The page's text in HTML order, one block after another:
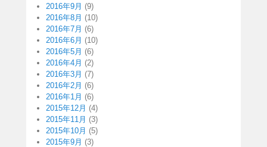
2016年9月 (9)
2016年8月 (10)
2016年7月 (6)
2016年6月 (10)
2016年5月 (6)
2016年4月 (2)
2016年3月 (7)
2016年2月 (6)
2016年1月 (6)
2015年12月 (4)
2015年11月 (3)
2015年10月 (5)
2015年9月 (3)